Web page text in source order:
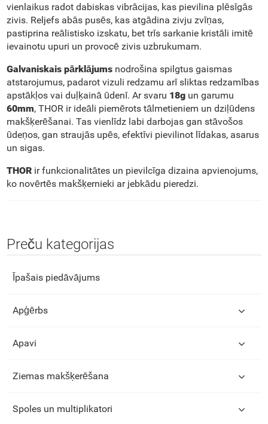
vienlaikus radot dabiskas vibrācijas, kas pievilina plēsīgās
zivis. Reljefs abās pusēs, kas atgādina zivju zvīņas,
pastiprina reālistisko izskatu, bet trīs sarkanie kristāli imitē
ievainotu upuri un provocē zivis uzbrukumam.
Galvaniskais pārklājumsnodrošina spilgtus gaismas
atstarojumus, padarot vizuli redzamu arī sliktas redzamības
apstākļos vai duļķainā ūdenī. Ar svaru 18gun garumu
60mm, THOR ir ideāli piemērots tālmetieniem un dziļūdens
makšķerēšanai. Tas vienlīdz labi darbojas gan stāvošos
ūdeņos, gan straujās upēs, efektīvi pievilinot līdakas, asarus
un sigas.
THORir funkcionalitātes un pievilcīga dizaina apvienojums,
ko novērtēs makšķernieki ar jebkādu pieredzi.
Preču kategorijas
Īpašais piedāvājums
Apģērbs
Apavi
Ziemas makšķerēšana
Spoles un multiplikatori